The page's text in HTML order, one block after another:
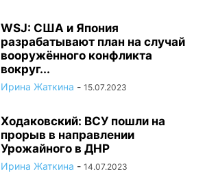
WSJ: США и Япония
разрабатывают план на случай
вооружённого конфликта
вокруг...
Ирина Жаткина - 15.07.2023
Ходаковский: ВСУ пошли на
прорыв в направлении
Урожайного в ДНР
Ирина Жаткина - 14.07.2023